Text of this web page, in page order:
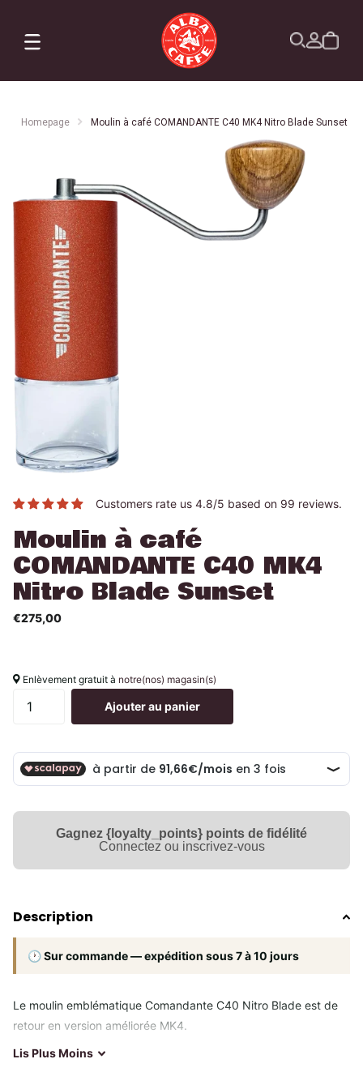
Commandes Abonnement
Homepage Moulin à café COMANDANTE C40 MK4 Nitro Blade Sunset
Customers rate us 4.8/5 based on 99 reviews.
Moulin à café
COMANDANTE C40 MK4
Nitro Blade Sunset
€275,00
Enlèvement gratuit à notre(nos) magasin(s)
Ajouter au panier
Gagnez {loyalty_points} points de fidélité
Connectez ou inscrivez-vous
Description
🕐 Sur commande — expédition sous 7 à 10 jours
Le moulin emblématique Comandante C40 Nitro Blade est de
retour en version améliorée MK4.
LisPlusMoins